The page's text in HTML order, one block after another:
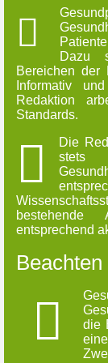
Dazu
Bereichen der
Informativ
Redaktion
Standards.
Die
stets
entsprechend
Beachten
die